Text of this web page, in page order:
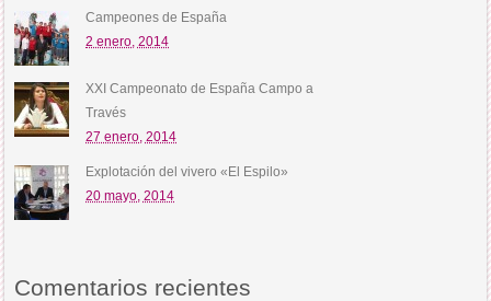
Campeones de España
2 enero, 2014
XXI Campeonato de España Campo a
Través
27 enero, 2014
Explotación del vivero «El Espilo»
20 mayo, 2014
Comentarios recientes